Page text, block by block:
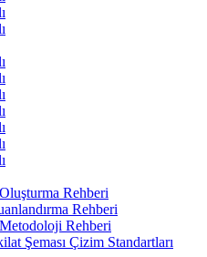
Rehberi
Rehberi
Rehberi
Şeması Çizim Standartları